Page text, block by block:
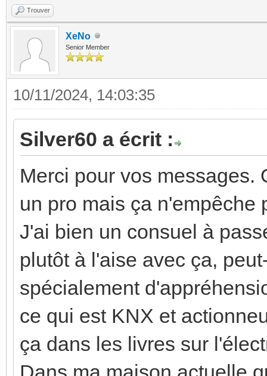
Trouver
XeNo
Senior Member
10/11/2024, 14:03:35
Silver60 a écrit :
Merci pour vos messages.
un pro mais ça n'empêche
J'ai bien un consuel à
plutôt à l'aise avec ça,
spécialement
ce qui est KNX et
ça dans les livres sur